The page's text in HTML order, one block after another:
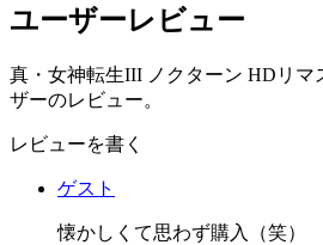
ユーザーレビュー
真・女神転生III ノクターン HDリマ
ザーのレビュー。
レビューを書く
ゲスト
懐かしくて思わず購入（笑）